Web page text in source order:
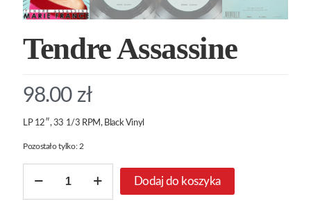
Tendre Assassine
98.00 zł
LP 12″, 33 1/3 RPM, Black Vinyl
Pozostało tylko: 2
Tendre
Dodaj do koszyka